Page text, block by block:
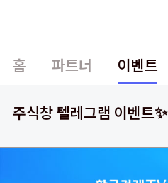
홈 파트너 이벤트
주식창 텔레그램 이벤트✨